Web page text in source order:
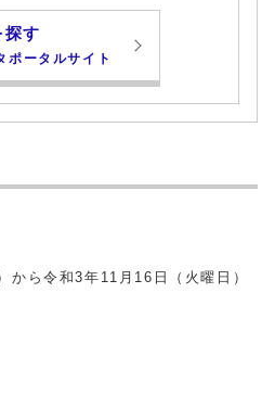
探す
ポータルサイト
から令和3年11月16日（火曜日）